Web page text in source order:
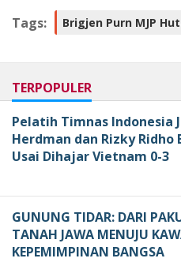
Tags: Brigjen Purn MJP
TERPOPULER
Pelatih Timnas Indonesia
Herdman dan Rizky Ridho
Usai Dihajar Vietnam 0-3
GUNUNG TIDAR: DARI
TANAH JAWA MENUJU
KEPEMIMPINAN BANGSA